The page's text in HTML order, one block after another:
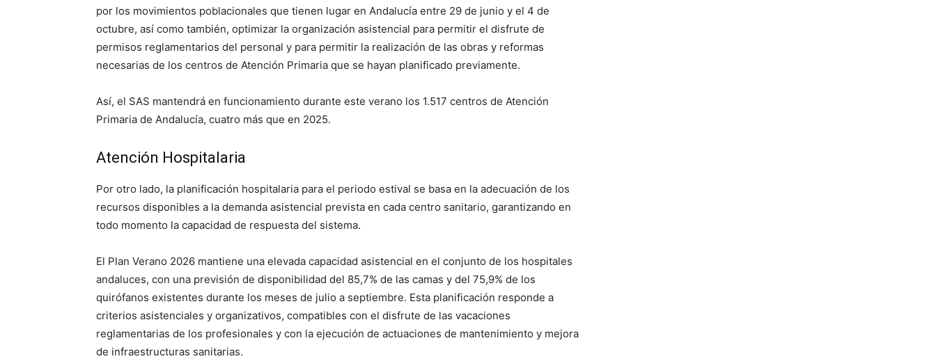
por los movimientos poblacionales que tienen lugar en Andalucía entre 29 de junio y el 4 de
octubre, así como también, optimizar la organización asistencial para permitir el disfrute de
permisos reglamentarios del personal y para permitir la realización de las obras y reformas
necesarias de los centros de Atención Primaria que se hayan planificado previamente.
Así, el SAS mantendrá en funcionamiento durante este verano los 1.517 centros de Atención
Primaria de Andalucía, cuatro más que en 2025.
Atención Hospitalaria
Por otro lado, la planificación hospitalaria para el periodo estival se basa en la adecuación de los
recursos disponibles a la demanda asistencial prevista en cada centro sanitario, garantizando en
todo momento la capacidad de respuesta del sistema.
El Plan Verano 2026 mantiene una elevada capacidad asistencial en el conjunto de los hospitales
andaluces, con una previsión de disponibilidad del 85,7% de las camas y del 75,9% de los
quirófanos existentes durante los meses de julio a septiembre. Esta planificación responde a
criterios asistenciales y organizativos, compatibles con el disfrute de las vacaciones
reglamentarias de los profesionales y con la ejecución de actuaciones de mantenimiento y mejora
de infraestructuras sanitarias.